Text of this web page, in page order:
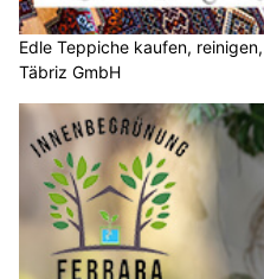
Edle Teppiche kaufen,
Täbriz GmbH